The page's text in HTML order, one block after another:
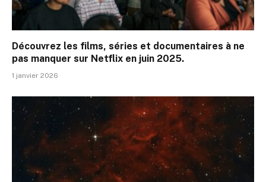
Découvrez les films, séries et documentaires à ne
pas manquer sur Netflix en juin 2025.
1 janvier 2026